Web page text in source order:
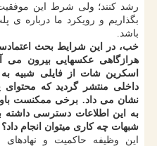
رشد کنند؛ ولی شرط این
بگذاریم و رویکرد ما درباره ی
باشد.
خب، در این شرایط بحث
هرازگاهی عکسهایی بیرون می
اسکرین شات از فایلی شبیه
داخلی منتشر گردید که محتوای
نشان می داد. برخی ممکنست
به این اطلاعات دسترسی داشته
شبهات چه کاری میتوان انجام داد؟
این وظیفه حاکمیت و